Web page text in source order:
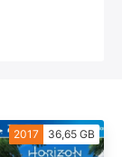
2017 36,65 GB